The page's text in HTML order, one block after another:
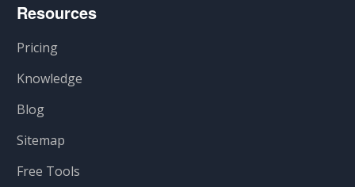
Resources
Pricing
Knowledge
Blog
Sitemap
Free Tools